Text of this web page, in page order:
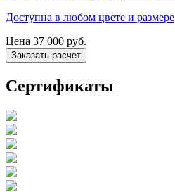
Доступна в любом цвете и размере
Цена 37 000 руб.
Заказать расчет
Сертификаты